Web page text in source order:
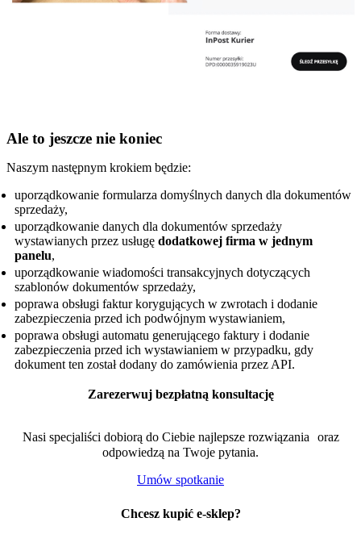
Ale to jeszcze nie koniec
Naszym następnym krokiem będzie:
uporządkowanie formularza domyślnych danych dla dokumentów
sprzedaży,
uporządkowanie danych dla dokumentów sprzedaży
wystawianych przez usługę dodatkowej firma w jednym
panelu,
uporządkowanie wiadomości transakcyjnych dotyczących
szablonów dokumentów sprzedaży,
poprawa obsługi faktur korygujących w zwrotach i dodanie
zabezpieczenia przed ich podwójnym wystawianiem,
poprawa obsługi automatu generującego faktury i dodanie
zabezpieczenia przed ich wystawianiem w przypadku, gdy
dokument ten został dodany do zamówienia przez API.
Zarezerwuj bezpłatną konsultację
Nasi specjaliści dobiorą do Ciebie najlepsze rozwiązania oraz
odpowiedzą na Twoje pytania.
Umów spotkanie
Chcesz kupić e-sklep?